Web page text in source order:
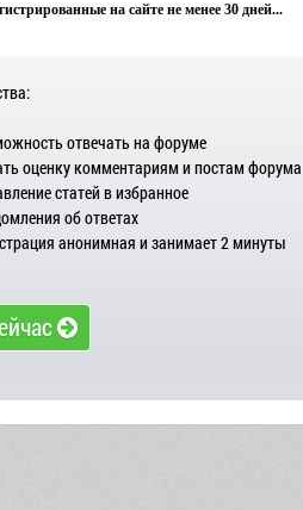
на сайте не менее 30 дней...
отвечать на форуме
оценку комментариям и постам форума
статей в избранное
об ответах
анонимная и занимает 2 минуты